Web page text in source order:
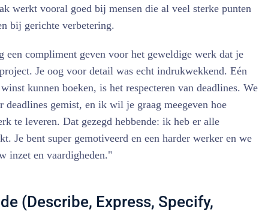
werkt vooral goed bij mensen die al veel sterke punten
bij gerichte verbetering.
compliment geven voor het geweldige werk dat je
Je oog voor detail was echt indrukwekkend. Eén
kunnen boeken, is het respecteren van deadlines. We
deadlines gemist, en ik wil je graag meegeven hoe
te leveren. Dat gezegd hebbende: ik heb er alle
Je bent super gemotiveerd en een harder werker en we
inzet en vaardigheden."
(Describe, Express, Specify,